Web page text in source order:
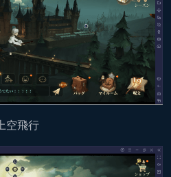
上空飛行